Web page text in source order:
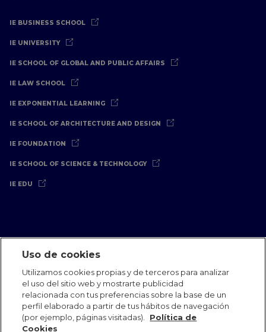
IE BUSINESS SCHOOL
IE UNIVERSITY
IE SCHOOL OF GLOBAL AND PUBLIC AFFAIRS
IE LAW SCHOOL
IE EXPONENTIAL LEARNING
IE SCHOOL OF ARCHITECTURE AND DESIGN
IE FOUNDATION
IE SCHOOL OF SCIENCE & TECHNOLOGY
IE EDU
Oficinas Internacionales
Contacto IE Jobs
Dona
Equipo de Comunicación
Uso de cookies
Utilizamos cookies propias y de terceros para analizar
el uso del sitio web y mostrarte publicidad
relacionada con tus preferencias sobre la base de un
perfil elaborado a partir de tus hábitos de navegación
(por ejemplo, páginas visitadas).
Política de
Cookies